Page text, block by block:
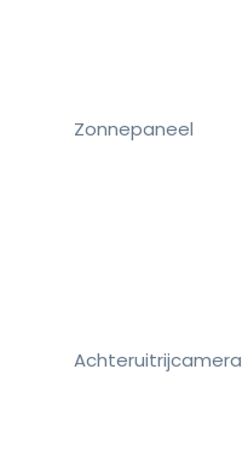
Zonnepaneel
Achteruitrijcamera